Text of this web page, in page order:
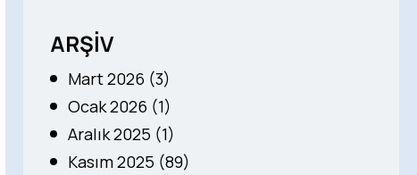
ARŞİV
Mart 2026 (3)
Ocak 2026 (1)
Aralık 2025 (1)
Kasım 2025 (89)